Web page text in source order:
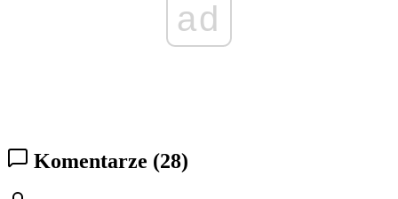
ad
Komentarze (28)